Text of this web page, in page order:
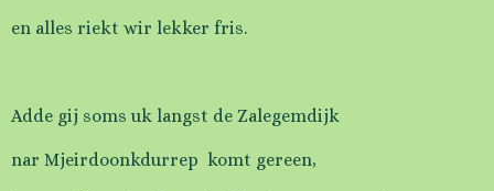
en alles riekt wir lekker fris.
Adde gij soms uk langst de Zalegemdijk
nar Mjeirdoonkdurrep komt gereen,